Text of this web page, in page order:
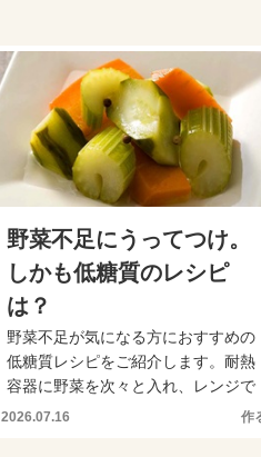
野菜不足にうってつけ。
しかも低糖質のレシピ
は？
野菜不足が気になる方におすすめの
低糖質レシピをご紹介します。耐熱
容器に野菜を次々と入れ、レンジで
加熱するだけで作る簡単ピ...
2026.07.16 作